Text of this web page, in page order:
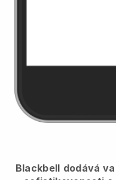
Blackbell dodává